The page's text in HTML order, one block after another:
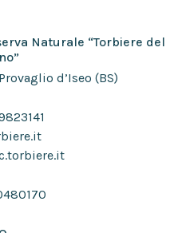
Naturale “Torbiere del
d’Iseo (BS)